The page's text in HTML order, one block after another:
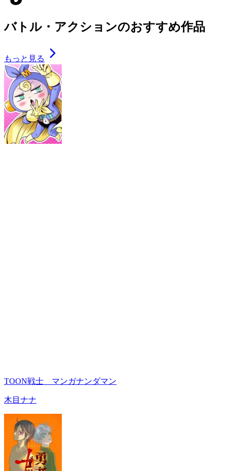
バトル・アクションのおすすめ作品
もっと見る
TOON戦士 マンガナンダマン
木目ナナ